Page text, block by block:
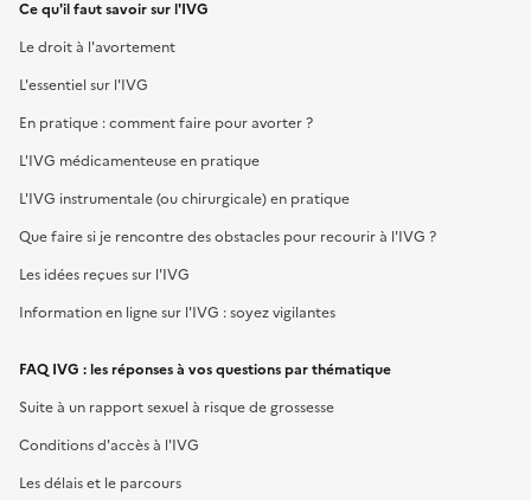
Ce qu'il faut savoir sur l'IVG
Le droit à l'avortement
L'essentiel sur l'IVG
En pratique : comment faire pour avorter ?
L'IVG médicamenteuse en pratique
L'IVG instrumentale (ou chirurgicale) en pratique
Que faire si je rencontre des obstacles pour recourir à l'IVG ?
Les idées reçues sur l'IVG
Information en ligne sur l'IVG : soyez vigilantes
FAQ IVG : les réponses à vos questions par thématique
Suite à un rapport sexuel à risque de grossesse
Conditions d'accès à l'IVG
Les délais et le parcours